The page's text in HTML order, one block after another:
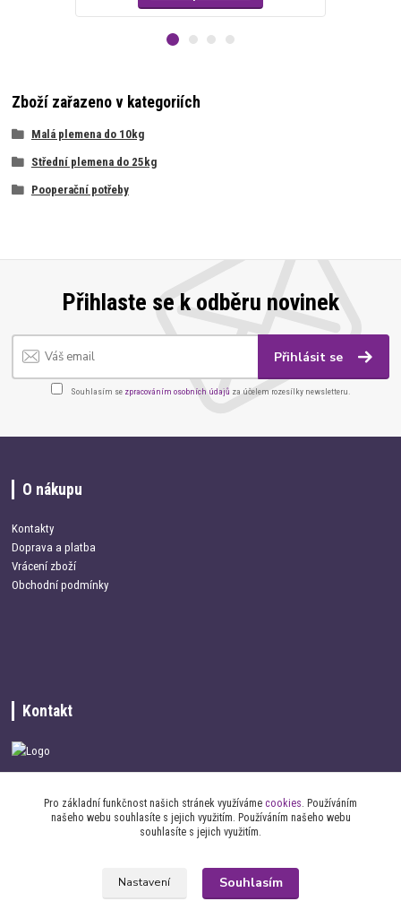
Zboží zařazeno v kategoriích
Malá plemena do 10kg
Střední plemena do 25kg
Pooperační potřeby
Přihlaste se k odběru novinek
Přihlásit se
Souhlasím se zpracováním osobních údajů za účelem rozesílky newsletteru.
O nákupu
Kontakty
Doprava a platba
Vrácení zboží
Obchodní podmínky
Kontakt
info@oblecemepsa.cz
Pro základní funkčnost našich stránek využíváme cookies. Používáním
našeho webu souhlasíte s jejich využitím. Používáním našeho webu
souhlasíte s jejich využitím.
Nastavení Souhlasím